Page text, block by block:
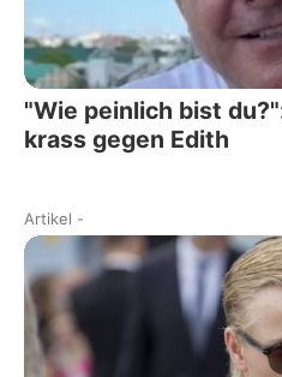
"Wie peinlich bist
krass gegen Edith
Artikel -